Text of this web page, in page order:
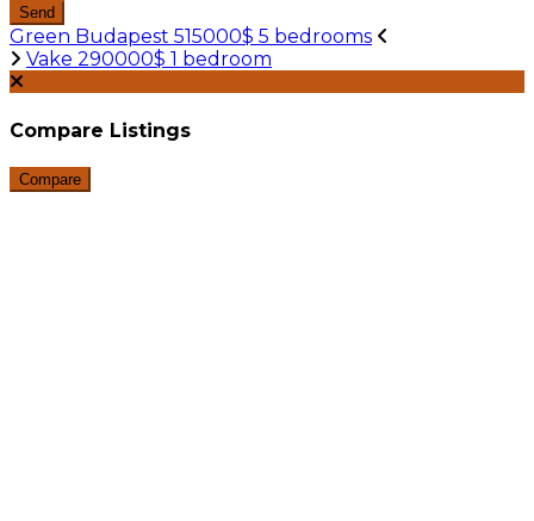
Send
Green Budapest 515000$ 5 bedrooms
Vake 290000$ 1 bedroom
Compare Listings
Compare